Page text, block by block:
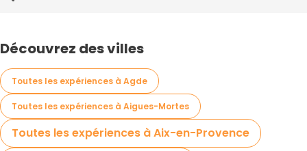
Découvrez des villes
Toutes les expériences à Agde
Toutes les expériences à Aigues-Mortes
Toutes les expériences à Aix-en-Provence